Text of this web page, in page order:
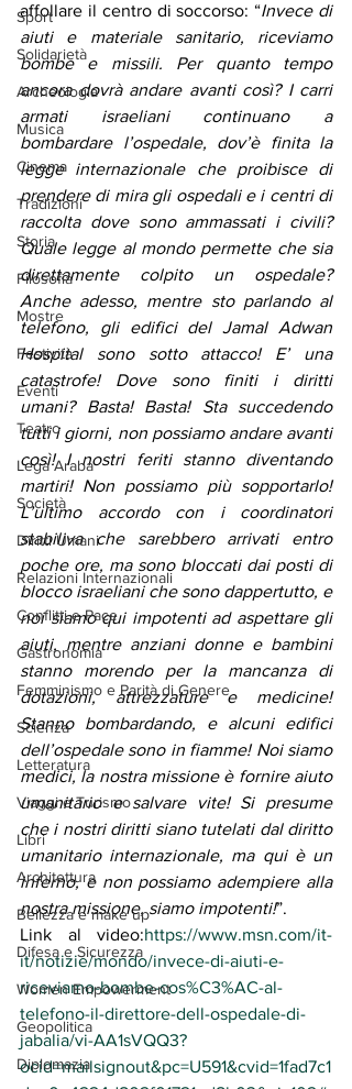
Sport
Solidarietà
Archeologia
Musica
Cinema
Tradizioni
Storia
Filosofia
Mostre
Festività
Eventi
Teatro
Lega Araba
Società
Diritti Umani
Relazioni Internazionali
Conflitti e Pace
Gastronomia
Femminismo e Parità di Genere
Scienza
Letteratura
Viaggi e Turismo
Libri
Architettura
Bellezza e make up
Difesa e Sicurezza
Women Empowerment
Geopolitica
Diplomazia
affollare il centro di soccorso: “Invece di
aiuti e materiale sanitario, riceviamo
bombe e missili. Per quanto tempo
ancora dovrà andare avanti così? I carri
armati israeliani continuano a
bombardare l’ospedale, dov’è finita la
legge internazionale che proibisce di
prendere di mira gli ospedali e i centri di
raccolta dove sono ammassati i civili?
Quale legge al mondo permette che sia
direttamente colpito un ospedale?
Anche adesso, mentre sto parlando al
telefono, gli edifici del Jamal Adwan
Hospital sono sotto attacco! E’ una
catastrofe! Dove sono finiti i diritti
umani? Basta! Basta! Sta succedendo
tutti i giorni, non possiamo andare avanti
così! I nostri feriti stanno diventando
martiri! Non possiamo più sopportarlo!
L’ultimo accordo con i coordinatori
stabiliva che sarebbero arrivati entro
poche ore, ma sono bloccati dai posti di
blocco israeliani che sono dappertutto, e
noi siamo qui impotenti ad aspettare gli
aiuti, mentre anziani donne e bambini
stanno morendo per la mancanza di
dotazioni, attrezzature e medicine!
Stanno bombardando, e alcuni edifici
dell’ospedale sono in fiamme! Noi siamo
medici, la nostra missione è fornire aiuto
umanitario e salvare vite! Si presume
che i nostri diritti siano tutelati dal diritto
umanitario internazionale, ma qui è un
inferno, e non possiamo adempiere alla
nostra missione, siamo impotenti!”.
Link al video:https://www.msn.com/it-
it/notizie/mondo/invece-di-aiuti-e-
riceviamo-bombe-cos%C3%AC-al-
telefono-il-direttore-dell-ospedale-di-
jabalia/vi-AA1sVQQ3?
ocid=mailsignout&pc=U591&cvid=1fad7c1